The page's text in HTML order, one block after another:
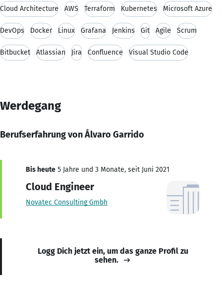
Cloud Architecture AWS Terraform Kubernetes Microsoft Azure
DevOps Docker Linux Grafana Jenkins Git Agile Scrum
Bitbucket Atlassian Jira Confluence Visual Studio Code
Werdegang
Berufserfahrung von Álvaro Garrido
Bis heute 5 Jahre und 3 Monate, seit Juni 2021
Cloud Engineer
Novatec Consulting Gmbh
Logg Dich jetzt ein, um das ganze Profil zu
sehen.